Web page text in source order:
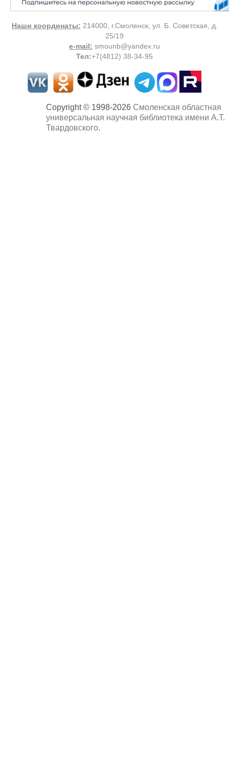
Наши координаты: 214000, г.Смоленск, ул. Б. Советская, д.
25/19
e-mail: smounb@yandex.ru
Тел:+7(4812) 38-34-95
Copyright © 1998-2026 Смоленская областная
универсальная научная библиотека имени А.Т.
Твардовского.